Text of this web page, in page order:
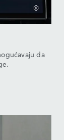
da